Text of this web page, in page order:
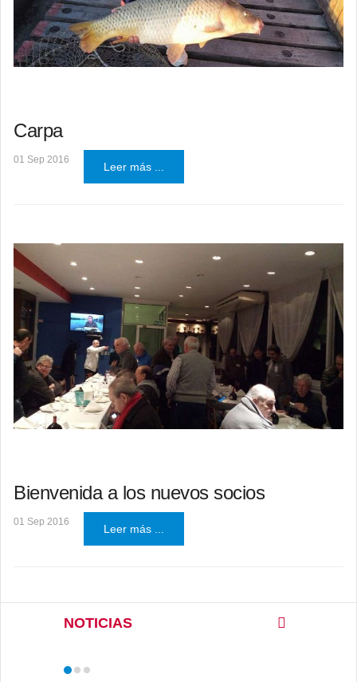
Carpa
01 Sep 2016
Leer más ...
Bienvenida a los nuevos socios
01 Sep 2016
Leer más ...
NOTICIAS